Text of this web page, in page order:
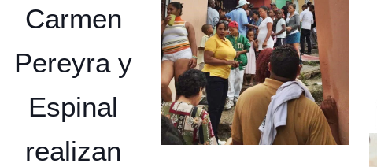
Carmen
Pereyra y
Espinal
realizan